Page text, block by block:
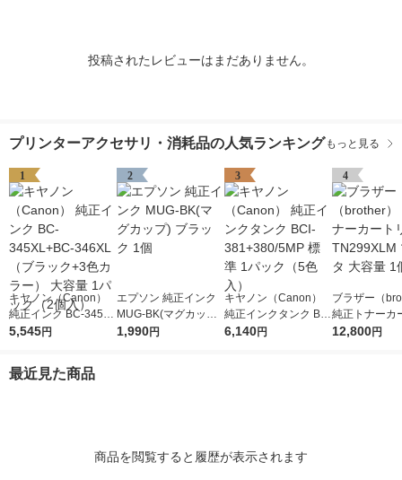
投稿されたレビューはまだありません。
プリンターアクセサリ・消耗品の人気ランキング もっと見る
1
キヤノン（Canon）
純正インク BC-345XL
+BC-346XL （ブラッ
5,545円
2
エプソン 純正インク
MUG-BK(マグカップ)
ブラック 1個
1,990円
3
キヤノン（Canon）
純正インクタンク BCI
-381+380/5MP 標準 1
6,140円
4
ブラザー（
純正トナーカ
ジ
12,800円
最近見た商品
商品を閲覧すると履歴が表示されます